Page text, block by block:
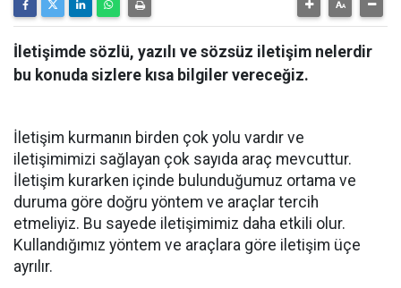
İletişimde sözlü, yazılı ve sözsüz iletişim nelerdir
bu konuda sizlere kısa bilgiler vereceğiz.
İletişim kurmanın birden çok yolu vardır ve
iletişimimizi sağlayan çok sayıda araç mevcuttur.
İletişim kurarken içinde bulunduğumuz ortama ve
duruma göre doğru yöntem ve araçlar tercih
etmeliyiz. Bu sayede iletişimimiz daha etkili olur.
Kullandığımız yöntem ve araçlara göre iletişim üçe
ayrılır.